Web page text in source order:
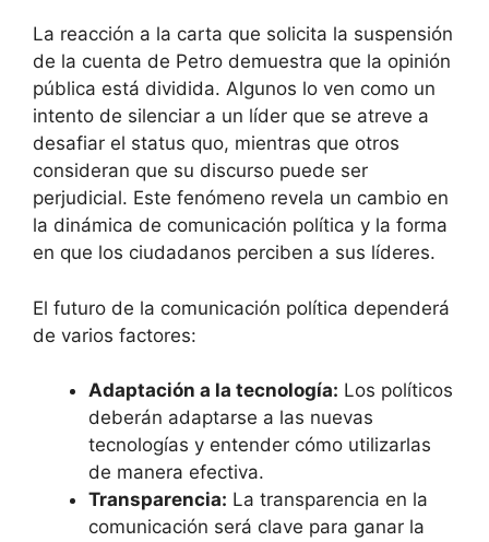
La reacción a la carta que solicita la suspensión
de la cuenta de Petro demuestra que la opinión
pública está dividida. Algunos lo ven como un
intento de silenciar a un líder que se atreve a
desafiar el status quo, mientras que otros
consideran que su discurso puede ser
perjudicial. Este fenómeno revela un cambio en
la dinámica de comunicación política y la forma
en que los ciudadanos perciben a sus líderes.
El futuro de la comunicación política dependerá
de varios factores:
Adaptación a la tecnología: Los políticos
deberán adaptarse a las nuevas
tecnologías y entender cómo utilizarlas
de manera efectiva.
Transparencia: La transparencia en la
comunicación será clave para ganar la